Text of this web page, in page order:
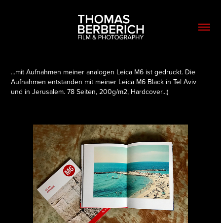
...mit Aufnahmen meiner analogen Leica M6 ist gedruckt. Die
Aufnahmen entstanden mit meiner Leica M6 Black in Tel Aviv
und in Jerusalem. 78 Seiten, 200g/m2, Hardcover..;)